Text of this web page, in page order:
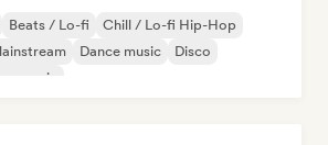
Beats / Lo-fi
Chill / Lo-fi Hip-Hop
Dance music
Disco
music